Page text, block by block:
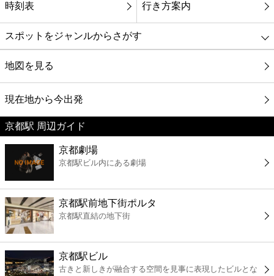
時刻表 行き方案内
スポットをジャンルからさがす
グルメ
映画
美容
コンビニ
薬局
スーパー
エンタメ
地図を見る
現在地から今出発
京都駅 周辺ガイド
京都劇場
京都駅ビル内にある劇場
京都駅前地下街ポルタ
京都駅直結の地下街
京都駅ビル
古きと新しきが融合する空間を見事に表現したビルとな